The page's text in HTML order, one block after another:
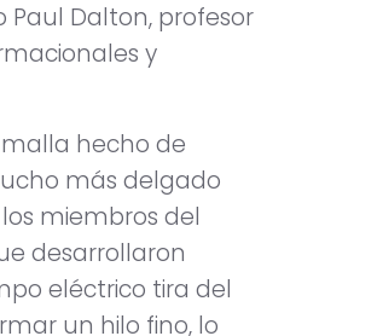
Paul Dalton, profesor
y
hecho de
más delgado
miembros del
desarrollaron
eléctrico tira del
un hilo fino, lo